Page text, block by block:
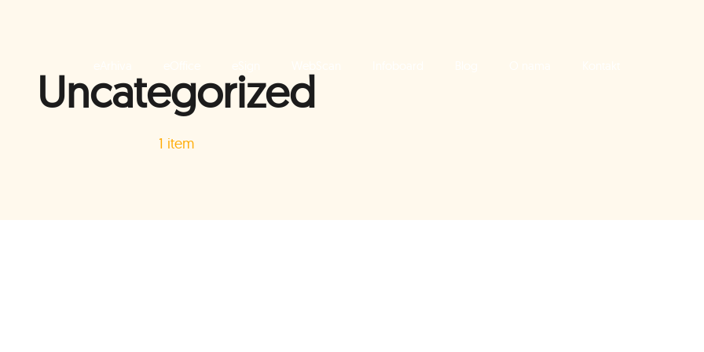
Uncategorized
1 item